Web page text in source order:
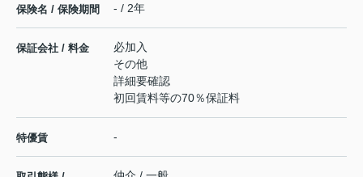
保険名 / 保険期間 - / 2年
保証会社 / 料金
必加入
その他
詳細要確認
初回賃料等の70％保証料
特優賃 -